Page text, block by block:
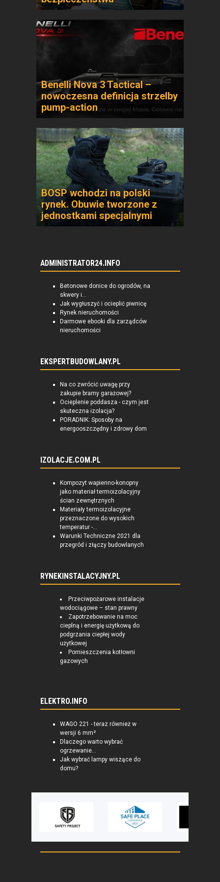
Benelli Nova 3 Tactical –
nowoczesna definicja strzelby
pump-action
BOSP wchodzi na polski
rynek. Obuwie tworzone z
jednostkami specjalnymi
ADMINISTRATOR24.INFO
Betonowe donice do ogrodów, na
skwery i...
Jak wygłuszyć i ocieplić piwnicę
Rynek nieruchomości
Darmowe ebooki dla zarządców
nieruchomości
EKSPERTBUDOWLANY.PL
Na co zwrócić uwagę przy
zakupie bramy garażowej?
Ocieplenie poddasza - czym jest
skuteczna izolacja?
PORADNIK: Sposoby na
energooszczędny i zdrowy dom
IZOLACJE.COM.PL
Kompozyt wapienno-konopny
jako materiał termoizolacyjny
ścian zewnętrznych
Materiały termoizolacyjne
przeznaczone do wysokich
temperatur -...
Warunki Techniczne 2021 dla
przegród i złączy budowlanych
RYNEKINSTALACYJNY.PL
Przeciwpożarowe instalacje
wodociągowe – stan prawny
Zapotrzebowanie na moc
cieplną i energię użytkową do
podgrzania ciepłej wody
użytkowej
Pomieszczenia kotłowni
gazowych
ELEKTRO.INFO
WAGO 221 - teraz również w
wersji 6 mm²
Dlaczego warto wybrać
ogrzewanie...
Jak wybrać lampy wiszące do
domu?